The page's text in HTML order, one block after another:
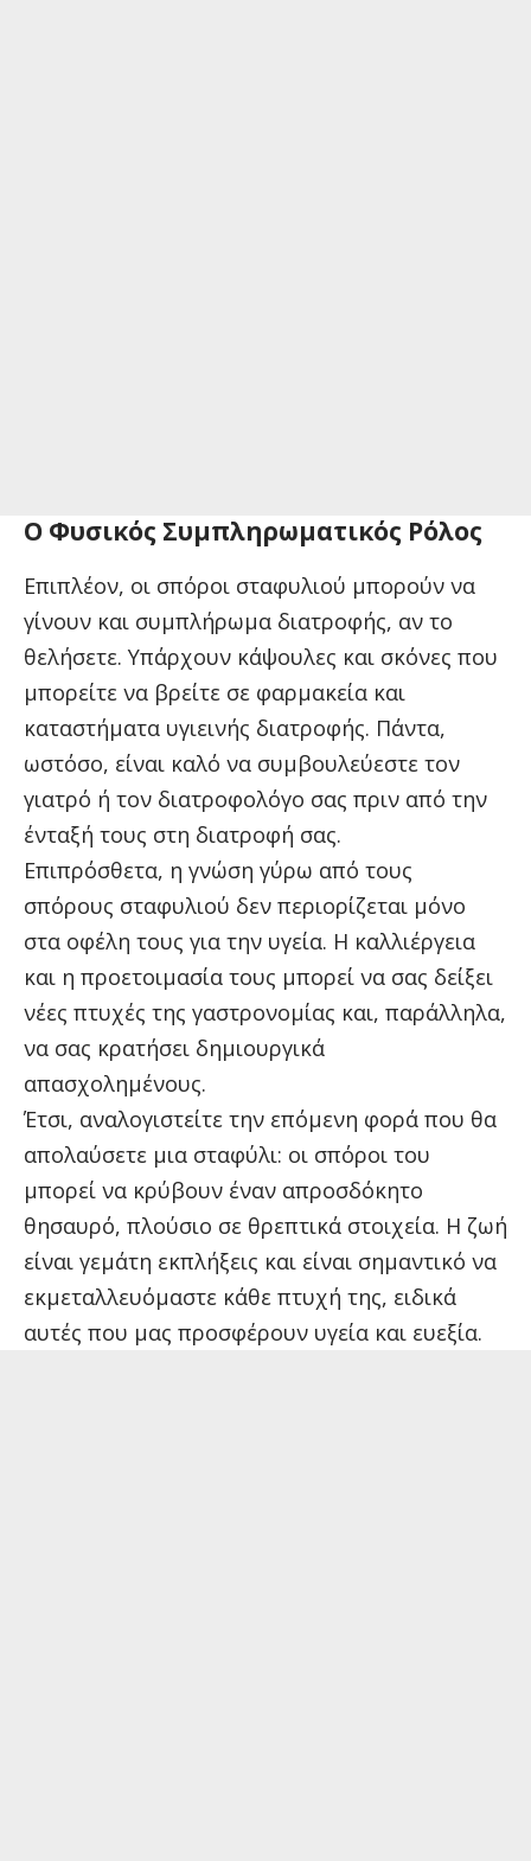
Ο Φυσικός Συμπληρωματικός Ρόλος
Επιπλέον, οι σπόροι σταφυλιού μπορούν να
γίνουν και συμπλήρωμα διατροφής, αν το
θελήσετε. Υπάρχουν κάψουλες και σκόνες που
μπορείτε να βρείτε σε φαρμακεία και
καταστήματα υγιεινής διατροφής. Πάντα,
ωστόσο, είναι καλό να συμβουλεύεστε τον
γιατρό ή τον διατροφολόγο σας πριν από την
ένταξή τους στη διατροφή σας.
Επιπρόσθετα, η γνώση γύρω από τους
σπόρους σταφυλιού δεν περιορίζεται μόνο
στα οφέλη τους για την υγεία. Η καλλιέργεια
και η προετοιμασία τους μπορεί να σας δείξει
νέες πτυχές της γαστρονομίας και, παράλληλα,
να σας κρατήσει δημιουργικά
απασχολημένους.
Έτσι, αναλογιστείτε την επόμενη φορά που θα
απολαύσετε μια σταφύλι: οι σπόροι του
μπορεί να κρύβουν έναν απροσδόκητο
θησαυρό, πλούσιο σε θρεπτικά στοιχεία. Η ζωή
είναι γεμάτη εκπλήξεις και είναι σημαντικό να
εκμεταλλευόμαστε κάθε πτυχή της, ειδικά
αυτές που μας προσφέρουν υγεία και ευεξία.